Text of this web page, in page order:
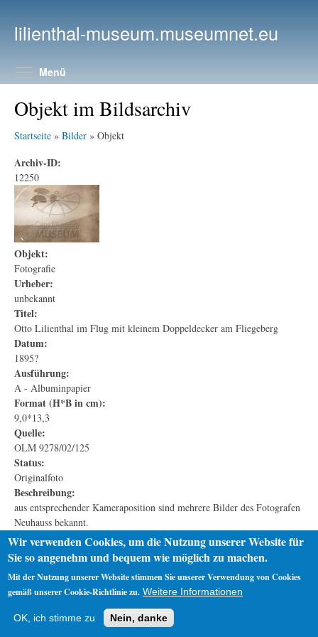
lilienthal-museum.museumnet.eu
Menü
Objekt im Bildsarchiv
Startseite » Bilder » Objekt
Archiv-ID:
12250
Objekt:
Fotografie
Urheber:
unbekannt
Titel:
Otto Lilienthal im Flug mit kleinem Doppeldecker am Fliegeberg
Datum:
1895?
Ausführung:
A - Albuminpapier
Format (H*B in cm):
9,0*13,3
Quelle:
OLM 9278/02/125
Status:
Originalfoto
Beschreibung:
aus entsprechender Kameraposition sind mehrere Bilder des Fotografen
Neuhauss bekannt.
Impressum
Wir verwenden Cookies, um die Nutzung unserer Website für
Sie so angenehm und bequem wie möglich zu machen.
Mit der Nutzung unserer Website stimmen Sie unserer Verwendung von Cookies
gemäß unserer Cookie-Richtlinie zu. Weitere Informationen
OK, ich stimme zu Nein, danke